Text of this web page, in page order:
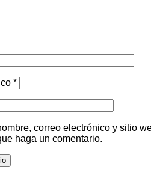
*
correo electrónico y sitio
haga un comentario.